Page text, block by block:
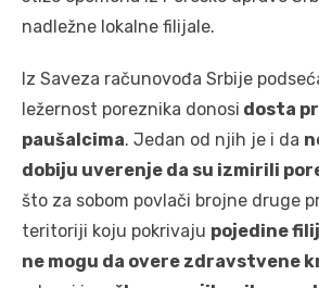
nadležne lokalne filijale.
Iz Saveza računovođa Srbije
ležernost poreznika donosi dosta
paušalcima. Jedan od njih je i da
dobiju uverenje da su izmirili
što za sobom povlači brojne druge
teritoriji koju pokrivaju pojedine
ne mogu da overe zdravstvene